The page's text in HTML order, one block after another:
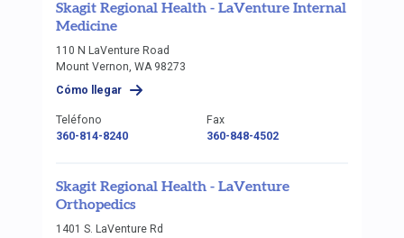
Skagit Regional Health - LaVenture Internal
Medicine
110 N LaVenture Road
Mount Vernon, WA 98273
Cómo llegar
Teléfono
360-814-8240
Fax
360-848-4502
Skagit Regional Health - LaVenture
Orthopedics
1401 S. LaVenture Rd